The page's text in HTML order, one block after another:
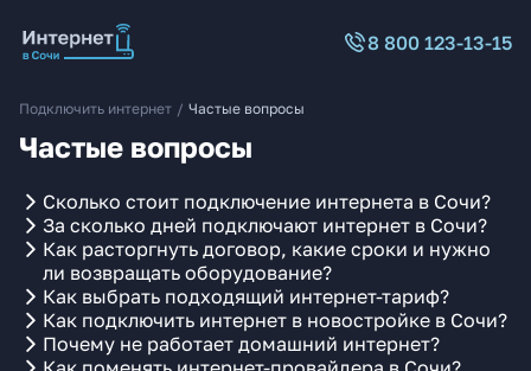
8 800 123-13-15
Подключить интернет / Частые вопросы
Частые вопросы
Сколько стоит подключение интернета в Сочи?
За сколько дней подключают интернет в Сочи?
Как расторгнуть договор, какие сроки и нужно
ли возвращать оборудование?
Как выбрать подходящий интернет-тариф?
Как подключить интернет в новостройке в Сочи?
Почему не работает домашний интернет?